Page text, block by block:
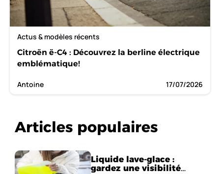
Actus & modèles récents
Citroën ë-C4 : Découvrez la berline électrique
emblématique!
Antoine 17/07/2026
Articles populaires
Liquide lave-glace :
gardez une visibilité